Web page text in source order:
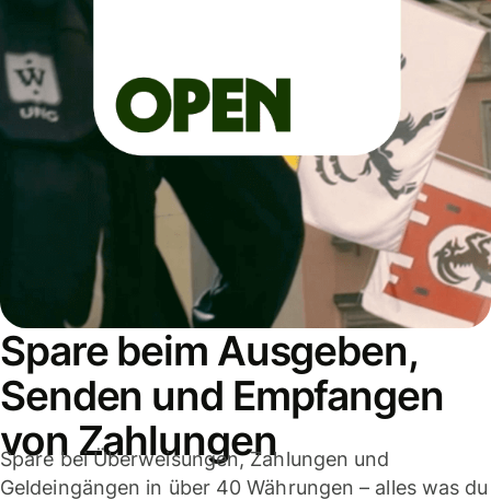
Spare beim Ausgeben,
Senden und Empfangen
von Zahlungen
Spare bei Überweisungen, Zahlungen und
Geldeingängen in über 40 Währungen – alles was du